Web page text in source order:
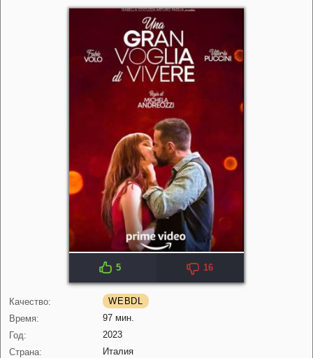
IMDB: 5.4 5 16
Качество:
WEBDL
Время:
97 мин.
Год:
2023
Страна:
Италия